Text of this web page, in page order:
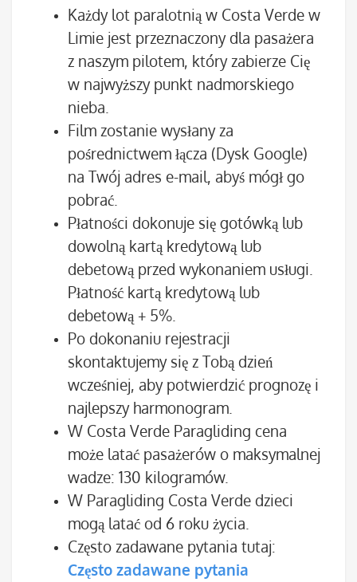
Każdy lot paralotnią w Costa Verde w
Limie jest przeznaczony dla pasażera
z naszym pilotem, który zabierze Cię
w najwyższy punkt nadmorskiego
nieba.
Film zostanie wysłany za
pośrednictwem łącza (Dysk Google)
na Twój adres e-mail, abyś mógł go
pobrać.
Płatności dokonuje się gotówką lub
dowolną kartą kredytową lub
debetową przed wykonaniem usługi.
Płatność kartą kredytową lub
debetową + 5%.
Po dokonaniu rejestracji
skontaktujemy się z Tobą dzień
wcześniej, aby potwierdzić prognozę i
najlepszy harmonogram.
W Costa Verde Paragliding cena
może latać pasażerów o maksymalnej
wadze: 130 kilogramów.
W Paragliding Costa Verde dzieci
mogą latać od 6 roku życia.
Często zadawane pytania tutaj:
Często zadawane pytania